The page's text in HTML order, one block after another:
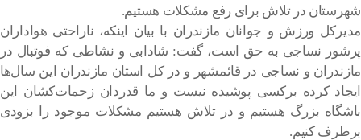
شهرستان در تلاش برای رفع مشکلات هستیم.
مدیرکل ورزش و جوانان مازندران با بیان اینکه، ناراحتی هواداران
پرشور نساجی به حق است، گفت: شادابی و نشاطی که فوتبال در
مازندران و نساجی در قائمشهر و در کل استان مازندران این سال‌ها
ایجاد کرده برکسی پوشیده نیست و ما قدردان زحمات‌کشان این
باشگاه بزرگ هستیم و در تلاش هستیم مشکلات موجود را بزودی
برطرف کنیم.